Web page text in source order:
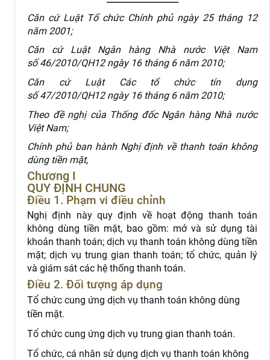
Căn cứ Luật Tổ chức Chính phủ ngày 25 tháng 12
năm 2001;
Căn cứ Luật Ngân hàng Nhà nước Việt Nam
số 46/2010/QH12 ngày 16 tháng 6 năm 2010;
Căn cứ Luật Các tổ chức tín dụng
số 47/2010/QH12 ngày 16 tháng 6 năm 2010;
Theo đề nghị của Thống đốc Ngân hàng Nhà nước
Việt Nam;
Chính phủ ban hành Nghị định về thanh toán không
dùng tiền mặt,
Chương I
QUY ĐỊNH CHUNG
Điều 1. Phạm vi điều chỉnh
Nghị định này quy định về hoạt động thanh toán
không dùng tiền mặt, bao gồm: mở và sử dụng tài
khoản thanh toán; dịch vụ thanh toán không dùng tiền
mặt; dịch vụ trung gian thanh toán; tổ chức, quản lý
và giám sát các hệ thống thanh toán.
Điều 2. Đối tượng áp dụng
Tổ chức cung ứng dịch vụ thanh toán không dùng
tiền mặt.
Tổ chức cung ứng dịch vụ trung gian thanh toán.
Tổ chức, cá nhân sử dụng dịch vụ thanh toán không